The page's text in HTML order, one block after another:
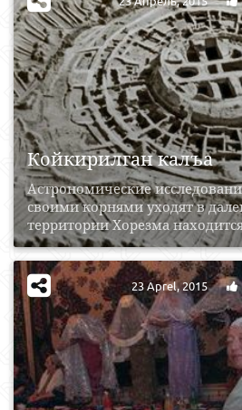
Койкирилган калъа
Астрономические
своими корнями уходят в
территории Хорезма
23 Aprel, 2015